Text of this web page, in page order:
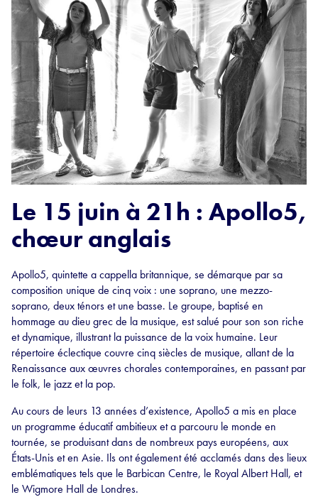
Le 15 juin à 21h : Apollo5,
chœur anglais
Apollo5, quintette a cappella britannique, se démarque par sa
composition unique de cinq voix : une soprano, une mezzo-
soprano, deux ténors et une basse. Le groupe, baptisé en
hommage au dieu grec de la musique, est salué pour son son riche
et dynamique, illustrant la puissance de la voix humaine. Leur
répertoire éclectique couvre cinq siècles de musique, allant de la
Renaissance aux œuvres chorales contemporaines, en passant par
le folk, le jazz et la pop.
Au cours de leurs 13 années d’existence, Apollo5 a mis en place
un programme éducatif ambitieux et a parcouru le monde en
tournée, se produisant dans de nombreux pays européens, aux
États-Unis et en Asie. Ils ont également été acclamés dans des lieux
emblématiques tels que le Barbican Centre, le Royal Albert Hall, et
le Wigmore Hall de Londres.